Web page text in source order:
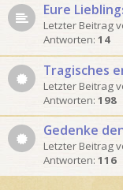
Eure
Letzter Beitrag
Antworten: 14
Tragisches
Letzter Beitrag
Antworten: 198
Gedenke
Letzter Beitrag
Antworten: 116